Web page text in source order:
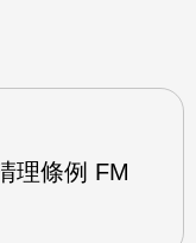
理條例 FM